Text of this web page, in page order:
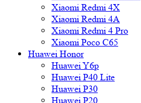
Xiaomi Redmi 4X
Xiaomi Redmi 4A
Xiaomi Redmi 4 Pro
Xiaomi Poco C65
Huawei Honor
Huawei Y6p
Huawei P40 Lite
Huawei P30
Huawei P20